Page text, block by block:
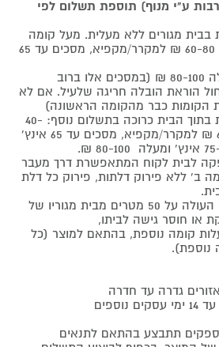
ע"י מנוף) תוספת תשלום לפי
בבית מגורים ללא מעלית. מעל קומה
ב' 40-50 ₪ למוצר לבן, 60-80 ₪ למקרר/מקפיא, מסכים עד 65
מסכים מ-75 אינץ' ומעלה 80-100 ₪ (במסכים אלו ברוב
הוראת הובלה חריגה שלעיל. אם לא
הקומות כבר מהקומה הראשונה)
הובלה לכל קומה נוספת בתוך הבית כרוכה בתשלום נוסף: 40-
50 ₪ למוצר לבן, 60-80 ₪ למקרר/מקפיא, מסכים עד 65 אינץ'
לבית לקוח המתאפשרת דרך מעבר
ב' ללא פירוק דלתות, פירוק כל דלת
באם קיים מרחק הליכה העולה על 50 מטרים מבית מגוריו של
או חוסר גישה לביתו,
קומה נוספת, בהתאם למוצר (כל
גדרה עד חדרה
תתבצע בהתאם לתנאים